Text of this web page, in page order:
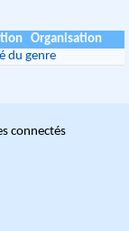
Organisation
du genre
connectés